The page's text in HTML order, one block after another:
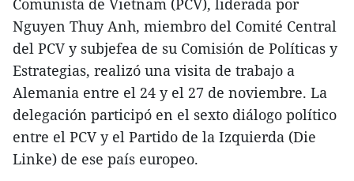
Comunista de Vietnam (PCV), liderada por
Nguyen Thuy Anh, miembro del Comité Central
del PCV y subjefea de su Comisión de Políticas y
Estrategias, realizó una visita de trabajo a
Alemania entre el 24 y el 27 de noviembre. La
delegación participó en el sexto diálogo político
entre el PCV y el Partido de la Izquierda (Die
Linke) de ese país europeo.